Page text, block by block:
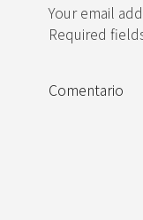
Your email
Required
Comentario